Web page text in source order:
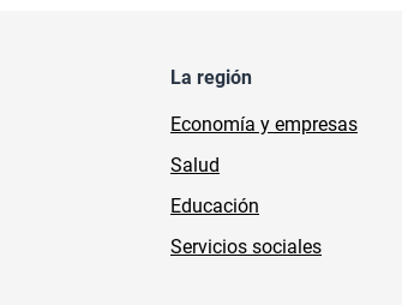
La región
Economía y empresas
Salud
Educación
Servicios sociales